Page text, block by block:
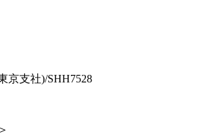
京支社)/SHH7528